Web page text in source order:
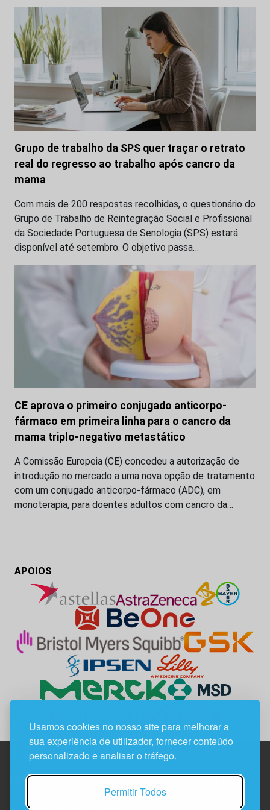
Usamos cookies no nosso site para melhorar a
sua experiência de utilizador, fornecer conteúdo
personalizado e analisar o tráfego.
Permitir Todos
Grupo de trabalho da SPS quer traçar o retrato
real do regresso ao trabalho após cancro da
mama
Com mais de 200 respostas recolhidas, o questionário do
Grupo de Trabalho de Reintegração Social e Profissional
da Sociedade Portuguesa de Senologia (SPS) estará
disponível até setembro. O objetivo passa…
CE aprova o primeiro conjugado anticorpo-
fármaco em primeira linha para o cancro da
mama triplo-negativo metastático
A Comissão Europeia (CE) concedeu a autorização de
introdução no mercado a uma nova opção de tratamento
com um conjugado anticorpo-fármaco (ADC), em
monoterapia, para doentes adultos com cancro da…
APOIOS
Edif. Lisboa Oriente | Av. Infante D. Henrique, n.º 333H, esc.
1800-282 Lisboa | Portugal